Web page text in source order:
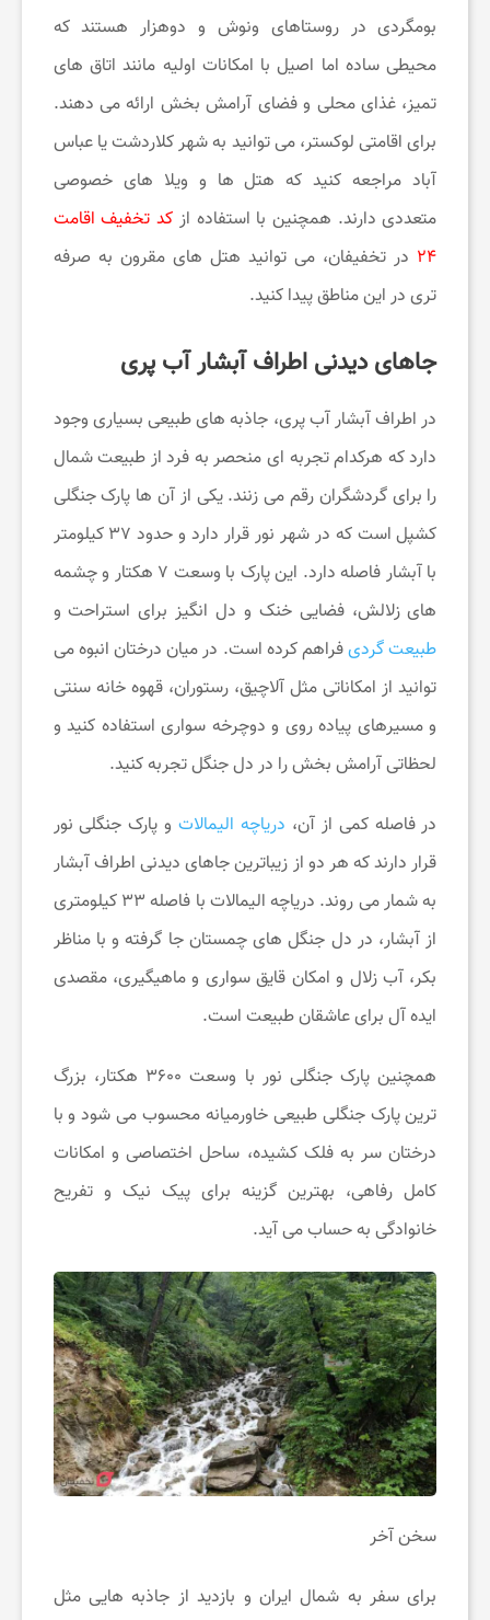
بومگردی در روستاهای ونوش و دوهزار هستند که
محیطی ساده اما اصیل با امکانات اولیه مانند اتاق های
تمیز، غذای محلی و فضای آرامش بخش ارائه می دهند.
برای اقامتی لوکستر، می توانید به شهر کلاردشت یا عباس
آباد مراجعه کنید که هتل ها و ویلا های خصوصی
متعددی دارند. همچنین با استفاده از کد تخفیف اقامت
۲۴ در تخفیفان، می توانید هتل های مقرون به صرفه
تری در این مناطق پیدا کنید.
جاهای دیدنی اطراف آبشار آب پری
در اطراف آبشار آب پری، جاذبه های طبیعی بسیاری وجود
دارد که هرکدام تجربه ای منحصر به فرد از طبیعت شمال
را برای گردشگران رقم می زنند. یکی از آن ها پارک جنگلی
کشپل است که در شهر نور قرار دارد و حدود ۳۷ کیلومتر
با آبشار فاصله دارد. این پارک با وسعت ۷ هکتار و چشمه
های زلالش، فضایی خنک و دل انگیز برای استراحت و
طبیعت گردیفراهم کرده است. در میان درختان انبوه می
توانید از امکاناتی مثل آلاچیق، رستوران، قهوه خانه سنتی
و مسیرهای پیاده روی و دوچرخه سواری استفاده کنید و
لحظاتی آرامش بخش را در دل جنگل تجربه کنید.
در فاصله کمی از آن، دریاچه الیمالاتو پارک جنگلی نور
قرار دارند که هر دو از زیباترین جاهای دیدنی اطراف آبشار
به شمار می روند. دریاچه الیمالات با فاصله ۳۳ کیلومتری
از آبشار، در دل جنگل های چمستان جا گرفته و با مناظر
بکر، آب زلال و امکان قایق سواری و ماهیگیری، مقصدی
ایده آل برای عاشقان طبیعت است.
همچنین پارک جنگلی نور با وسعت ۳۶۰۰ هکتار، بزرگ
ترین پارک جنگلی طبیعی خاورمیانه محسوب می شود و با
درختان سر به فلک کشیده، ساحل اختصاصی و امکانات
کامل رفاهی، بهترین گزینه برای پیک نیک و تفریح
خانوادگی به حساب می آید.
سخن آخر
برای سفر به شمال ایران و بازدید از جاذبه هایی مثل